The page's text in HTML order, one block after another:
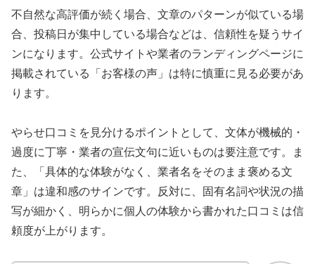
不自然な高評価が続く場合、文章のパターンが似ている場
合、投稿日が集中している場合などは、信頼性を疑うサイ
ンになります。公式サイトや業者のランディングページに
掲載されている「お客様の声」は特に慎重に見る必要があ
ります。
やらせ口コミを見分けるポイントとして、文体が機械的・
過度に丁寧・業者の宣伝文句に近いものは要注意です。ま
た、「具体的な体験がなく、業者名をそのまま褒める文
章」は違和感のサインです。反対に、固有名詞や状況の描
写が細かく、明らかに個人の体験から書かれた口コミは信
頼度が上がります。